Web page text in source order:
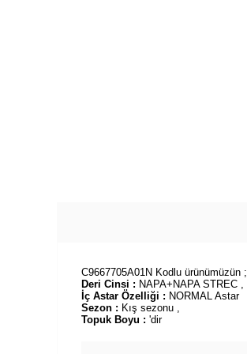
C9667705A01N Kodlu ürünümüzün ;
Deri Cinsi : NAPA+NAPA STREC ,
İç Astar Özelliği : NORMAL Astar
Sezon : Kış sezonu ,
Topuk Boyu : 'dir